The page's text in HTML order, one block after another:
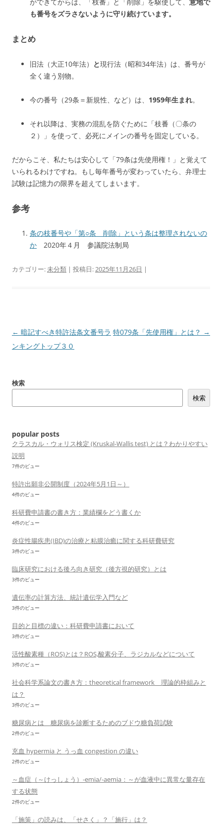
も番号をズラさないように守り続けています。
まとめ
旧法（大正10年法） と現行法（昭和34年法）は、番号が
全く違う別物。
今の番号（29条＝新規性、など）は、 1959年生まれ。
それ以降は、実務の混乱を防ぐために「枝番（〇条の
２）」を使って、必死にメインの番号を固定している。
だからこそ、私たちは安心して「79条は先使用権！」と覚えて
いられるわけですね。もし毎年番号が変わっていたら、弁理士
試験は記憶力の限界を超えてしまいます。
参考
条の枝番号や「第○条 削除」という条は整理されないの
か
2020年４月 参議院法制局
カテゴリー:未分類 | 投稿日:2025年11月26日 |
投
稿
ゲ
ン
← 暗記すべき特許法条文番号ラ
ンキングトップ３０
特079条「先使用権」とは？ →
検索
検索
popular posts
クラスカル・ウォリス検定 (Kruskal-Wallis test) とは？わかりやすい
説明
7件のビュー
特許出願非公開制度（2024年5月1日～）
4件のビュー
科研費申請書の書き方：業績欄をどう書くか
4件のビュー
炎症性腸疾患(IBD)の治療と粘膜治癒に関する科研費研究
3件のビュー
臨床研究における後ろ向き研究（後方視的研究）とは
3件のビュー
遺伝率の計算方法、統計遺伝学入門など
3件のビュー
目的と目標の違い：科研費申請書において
3件のビュー
活性酸素種（ROS)とは？ROS,酸素分子、ラジカルなどについて
3件のビュー
社会科学系論文の書き方：theoretical framework 理論的枠組みと
は？
3件のビュー
糖尿病とは 糖尿病を診断するためのブドウ糖負荷試験
2件のビュー
充血 hypermia と うっ血 congestion の違い
2件のビュー
～血症（～けっしょう）-emia/-aemia：～が血液中に異常な量存在
する状態
2件のビュー
「施策」の読みは、「せさく」？「施行」は？